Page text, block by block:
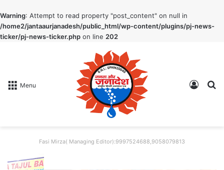
Warning: Attempt to read property "post_content" on null in
/home2/jantaaurjanadesh/public_html/wp-content/plugins/pj-news-
ticker/pj-news-ticker.php on line 202
Menu Log In
Fasi Mirza( Managing Editor):9997524688,9058079813